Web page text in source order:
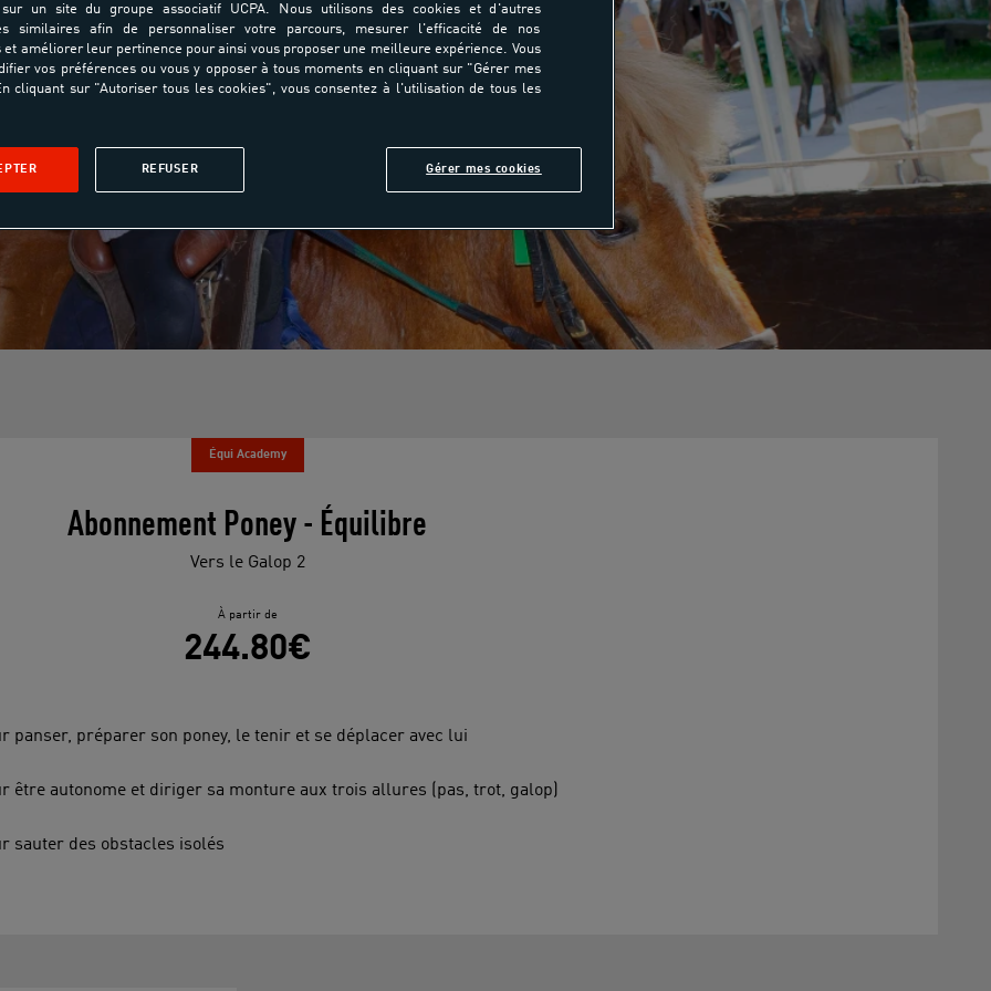
Équi Academy
Abonnement Poney - Équilibre
Vers le Galop 2
À partir de
244.80€
panser, préparer son poney, le tenir et se déplacer avec lui
être autonome et diriger sa monture aux trois allures (pas, trot, galop)
sauter des obstacles isolés
un site du groupe associatif UCPA. Nous utilisons des cookies et d'autres
similaires afin de personnaliser votre parcours, mesurer l'efficacité de nos
et améliorer leur pertinence pour ainsi vous proposer une meilleure expérience. Vous
vos préférences ou vous y opposer à tous moments en cliquant sur "Gérer mes
cliquant sur "Autoriser tous les cookies", vous consentez à l'utilisation de tous les
Gérer mes cookies
REFUSER